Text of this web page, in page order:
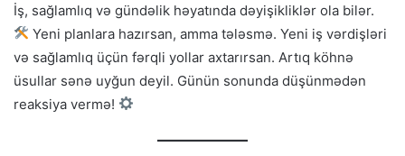
İş, sağlamlıq və gündəlik həyatında dəyişikliklər ola bilər.
Yeni planlara hazırsan, amma tələsmə. Yeni iş vərdişləri
və sağlamlıq üçün fərqli yollar axtarırsan. Artıq köhnə
üsullar sənə uyğun deyil. Günün sonunda düşünmədən
reaksiya vermə!